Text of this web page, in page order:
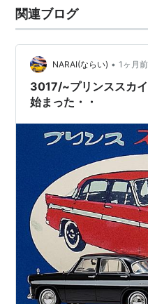
関連ブログ
NARAI(ならい) • 1ヶ月前
3017/~プリンススカ
始まった・・